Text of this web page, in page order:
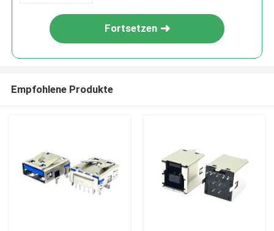
Fortsetzen
Empfohlene Produkte